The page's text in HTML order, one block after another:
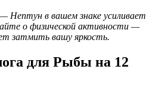
— Нептун в вашем знаке усиливает
о физической активности —
затмить вашу яркость.
для Рыбы на 12